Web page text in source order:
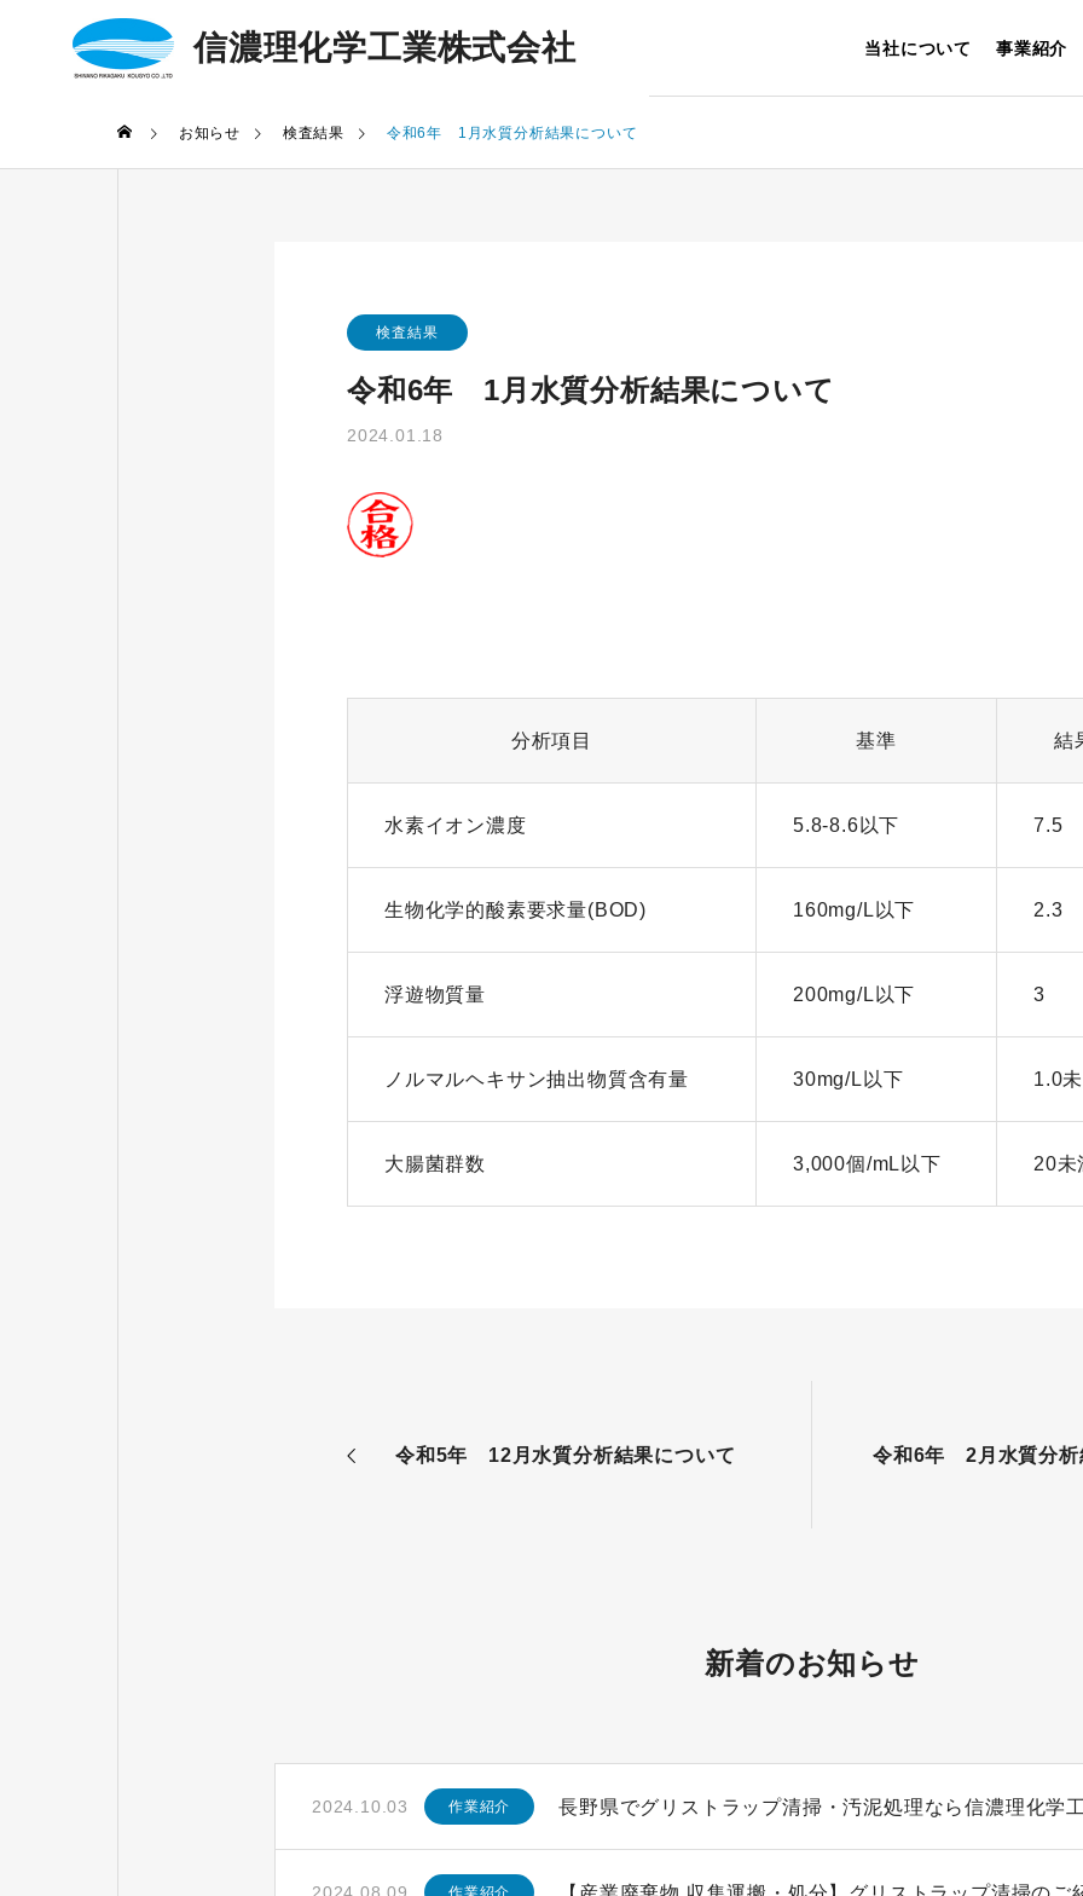
信濃理化学工業株式会社 当社について 事業紹介
お知らせ 検査結果 令和6年 1月水質分析結果について
検査結果
令和6年 1月水質分析結果について
2024.01.18
分析項目 基準 結
水素イオン濃度 5.8-8.6以下 7.5
生物化学的酸素要求量(BOD) 160mg/L以下 2.3
浮遊物質量 200mg/L以下 3
ノルマルヘキサン抽出物質含有量 30mg/L以下 1.0
大腸菌群数 3,000個/mL以下 20未
令和5年 12月水質分析結果について 令和6年 2月水質分析
新着のお知らせ
2024.10.03 作業紹介 長野県でグリストラップ清掃・汚泥処理なら信濃理化学
作業紹介